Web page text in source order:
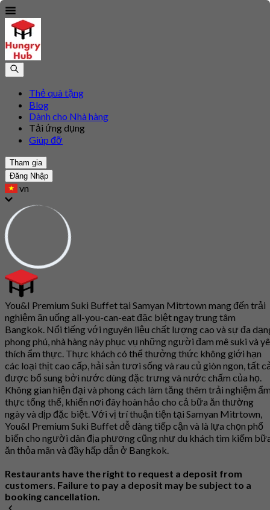
Thẻ quà tặng
Blog
Dành cho Nhà hàng
Tải ứng dụng
Giúp đỡ
Tham gia
Đăng Nhập
vn
You&I Premium Suki Buffet tại Samyan Mitrtown mang đến trải
nghiệm ăn uống all-you-can-eat đặc biệt ngay trung tâm
Bangkok. Nổi tiếng với nguyên liệu chất lượng cao và sự đa
phong phú, nhà hàng này phục vụ những người đam mê suki và
thích ẩm thực. Thực khách có thể thưởng thức không giới hạn
các loại thịt cao cấp, hải sản tươi sống và rau củ giòn ngon, tất
được bổ sung bởi nước dùng đặc trưng và nước chấm của họ.
Không gian hiện đại và phong cách làm tăng thêm trải nghiệm
thực tổng thể, khiến nơi đây hoàn hảo cho cả bữa ăn thường
ngày và dịp đặc biệt. Với vị trí thuận tiện tại Samyan Mitrtown,
You&I Premium Suki Buffet dễ dàng tiếp cận và là lựa chọn phổ
biến cho người dân địa phương cũng như du khách tìm kiếm
ăn thỏa mãn và đầy hấp dẫn ở Bangkok.
Restaurants have the right to request a deposit from
customers. Failure to pay a deposit may be subject to a
booking cancellation.